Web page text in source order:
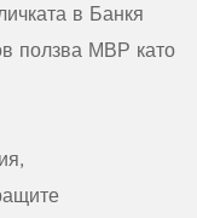
в Банкя
ползва МВР като